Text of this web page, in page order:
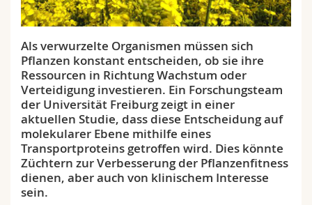
Math.-Nat. und Med. Fak.
Interfakultär
Mitarbeitende
Doktorierende
Webmail
Vorlesungsverzeichnis
MyUnifr
Als verwurzelte Organismen müssen sich
Pflanzen konstant entscheiden, ob sie ihre
Ressourcen in Richtung Wachstum oder
Verteidigung investieren. Ein Forschungsteam
der Universität Freiburg zeigt in einer
aktuellen Studie, dass diese Entscheidung auf
molekularer Ebene mithilfe eines
Transportproteins getroffen wird. Dies könnte
Züchtern zur Verbesserung der Pflanzenfitness
dienen, aber auch von klinischem Interesse
sein.